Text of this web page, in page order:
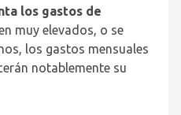
los gastos de
muy elevados, o se
los gastos mensuales
notablemente su